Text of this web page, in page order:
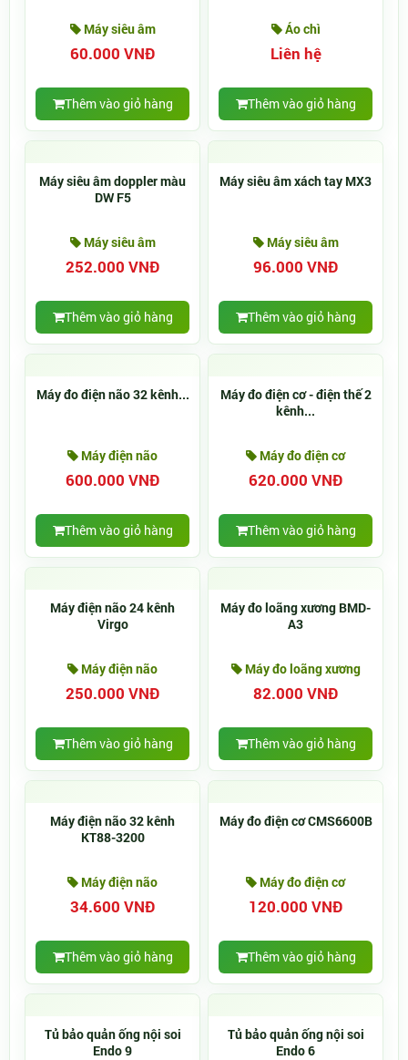
Máy siêu âm
60.000 VNĐ
Thêm vào giỏ hàng
Áo chì
Liên hệ
Thêm vào giỏ hàng
Máy siêu âm doppler màu
DW F5
Máy siêu âm
252.000 VNĐ
Thêm vào giỏ hàng
Máy siêu âm xách tay MX3
Máy siêu âm
96.000 VNĐ
Thêm vào giỏ hàng
Máy đo điện não 32 kênh...
Máy điện não
600.000 VNĐ
Thêm vào giỏ hàng
Máy đo điện cơ - điện thế 2
kênh...
Máy đo điện cơ
620.000 VNĐ
Thêm vào giỏ hàng
Máy điện não 24 kênh
Virgo
Máy điện não
250.000 VNĐ
Thêm vào giỏ hàng
Máy đo loãng xương BMD-
A3
Máy đo loãng xương
82.000 VNĐ
Thêm vào giỏ hàng
Máy điện não 32 kênh
KT88-3200
Máy điện não
34.600 VNĐ
Thêm vào giỏ hàng
Máy đo điện cơ CMS6600B
Máy đo điện cơ
120.000 VNĐ
Thêm vào giỏ hàng
Tủ bảo quản ống nội soi
Endo 9
Tủ bảo quản ống nội soi
Endo 6